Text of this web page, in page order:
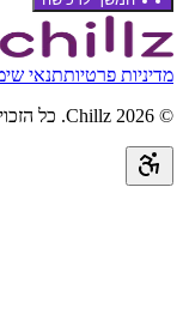
מדיניות פרטיותתנאי
©
2026
Chillz
. כל